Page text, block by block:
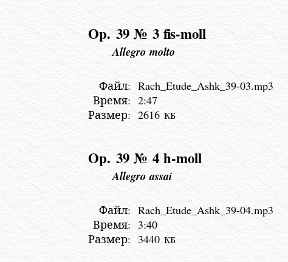
Op. 39 № 3 fis-moll
Allegro molto
Файл: Rach_Etude_Ashk_39-03.mp3
Время: 2:47
Размер: 2616 КБ
Op. 39 № 4 h-moll
Allegro assai
Файл: Rach_Etude_Ashk_39-04.mp3
Время: 3:40
Размер: 3440 КБ